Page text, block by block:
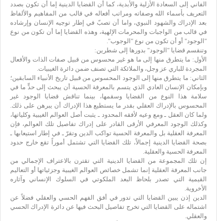
الفاني إلى السعادة الأزلية والأبدية، كما أن القضايا الدينية إما أن تكون بصدد
التعريف بأسماء الله وصفاته ومراتب أفعاله في قالب من المفاهيم والألفاظ
بعد الإدراك والشهود النبوي، واما أن تصبّ في إطار توجيه الإنسان وإرشاده
في قالب من الواجبات والمحرمات الإلهية، وهذه القضايا إما أن تكون من نوع
"الوجود" أو أن تكون من نوع "الوجوب".
وتنقسم قضايا "الوجود" بدورها إلى شطرين:
الأول: ما يتطرق منها إلى ما هو غير محسوس من قبيل صفات الذات والأفعال
المجردة للباري عز وجل، والملائكة التي تصنف ضمن دائرة الغيبيات.
الثاني: ما يتطرق منها إلى الوجود المحسوس من قبيل تاريخ الأنبياء السابقين؛
وبإمكان الإنسان العادي الذي يتسم بالمعرفة الحسية أن يبحث إلى حدٍّ ما في
سلامة هذا النوع من القضايا وسقمها، بينما تناقش قضايا الوجود غير
المحسوس بالإدراك العقلي بقدر ما يستطيع هذا الإدراك أن يبرهن على ذلك.
ولما كان العقل ـ ومع وعيه لأفقه المحدود ـ يثبت أصل العوالم الغيبية وكلياتها،
وكذلك الوجود المعرفي الأرقى القادر على إدراك تفاصيل تلك العوالم، فإن
المعرفة العقلية بل والمعرفة الحسية تواكب الدين وتقرّ ـ في إطار استيعابها ـ
بصحة القضايا الدينية إجمالاً، تلك القضايا التي تشتمل أموراً تقع خارج حدود
المعرفة الحسية والعقلية.
إن تلك المجموعة من القضايا الدينية التي تقترن بالاعتراف الإجمالي من
جانب المعرفة العقلية إنما تشمل خصائص العوالم الغيبية وجزئياتها أو التعاليم
القيمية التي تصدر بلحاظ البعد الملكوتي في السلوك الإنساني وآثاره
الأخروية.
الدين إذن يبين القضايا التي تدور في أفق الفهم الحسي والعقلي فضلاً عن
اشتماله على القضايا التي تخرج تفاصيل البحث فيها عن دائرة الإدراك الحسي
والعقلي.